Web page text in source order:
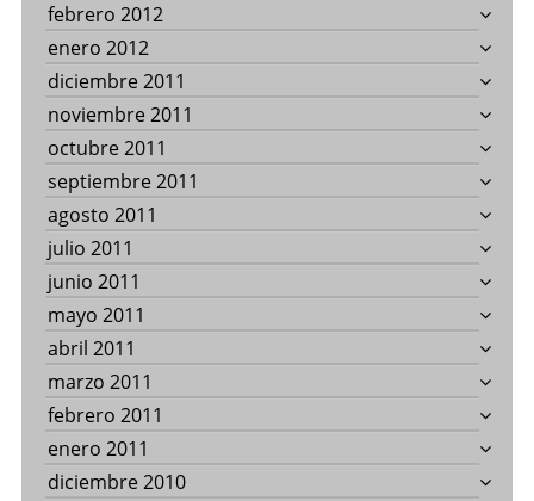
febrero 2012
enero 2012
diciembre 2011
noviembre 2011
octubre 2011
septiembre 2011
agosto 2011
julio 2011
junio 2011
mayo 2011
abril 2011
marzo 2011
febrero 2011
enero 2011
diciembre 2010